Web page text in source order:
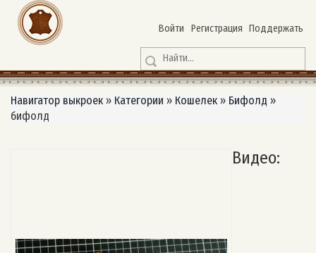
Войти Регистрация Поддержать
Навигатор выкроек » Категории » Кошелек » Бифолд »
бифолд
Видео: